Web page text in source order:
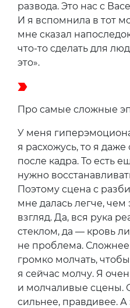
развода. Это нас с
И я вспомнила в тот
мне сказал
что-то сделать для
это».
Про самые сложные
У меня
я расхожусь, то я
после кадра. То есть
нужно
Поэтому сцена с
мне далась легче,
взгляд. Да, вся рука
стеклом, да — кровь
не проблема.
громко молчать,
я сейчас молчу. Я
и молчаливые сцены.
сильнее, правдивее.